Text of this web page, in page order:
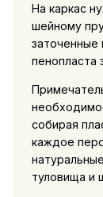
На каркас
шейному
заточенные
пенопласта
собирая
каждое
туловища и